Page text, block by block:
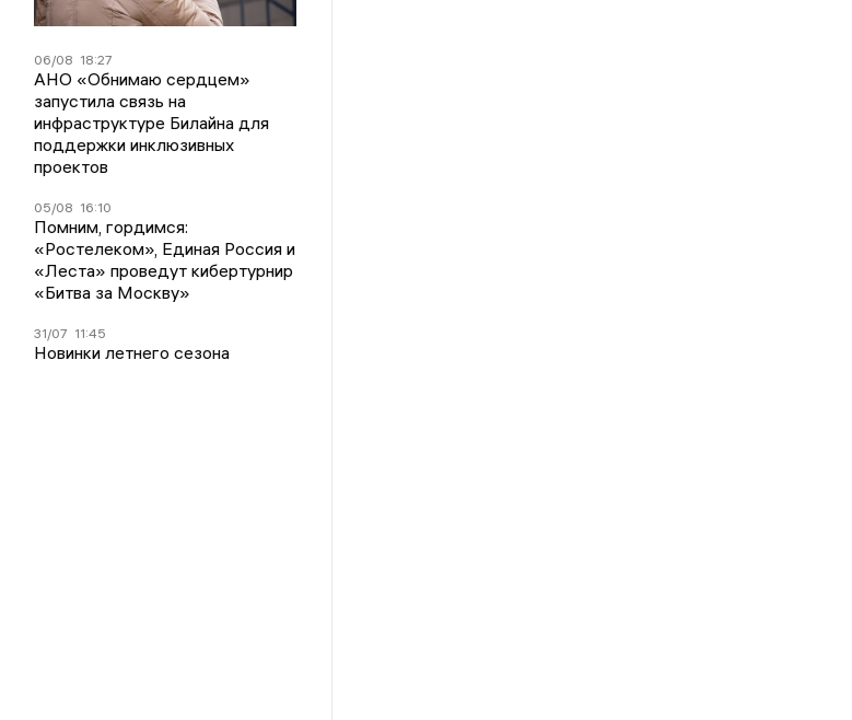
06/08 18:27
АНО «Обнимаю сердцем»
запустила связь на
инфраструктуре Билайна для
поддержки инклюзивных
проектов
05/08 16:10
Помним, гордимся:
«Ростелеком», Единая Россия и
«Леста» проведут кибертурнир
«Битва за Москву»
31/07 11:45
Новинки летнего сезона